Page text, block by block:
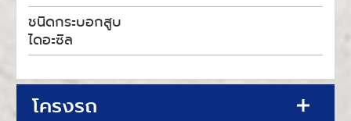
ชนิดกระบอกสูบ
ไดอะซิล
โครงรถ